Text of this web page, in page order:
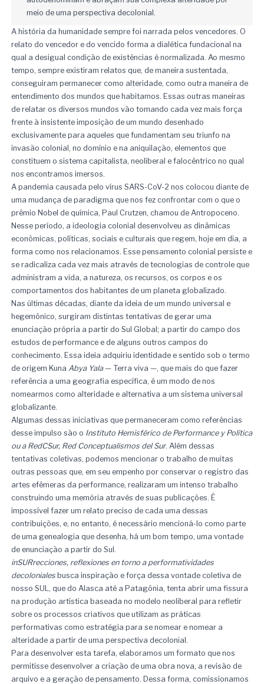
meio de uma perspectiva decolonial.
A história da humanidade sempre foi narrada pelos vencedores. O
relato do vencedor e do vencido forma a dialética fundacional na
qual a desigual condição de existências é normalizada. Ao mesmo
tempo, sempre existiram relatos que, de maneira sustentada,
conseguiram permanecer como alteridade, como outra maneira de
entendimento dos mundos que habitamos. Essas outras maneiras
de relatar os diversos mundos vão tomando cada vez mais força
frente à insistente imposição de um mundo desenhado
exclusivamente para aqueles que fundamentam seu triunfo na
invasão colonial, no domínio e na aniquilação, elementos que
constituem o sistema capitalista, neoliberal e falocêntrico no qual
nos encontramos imersos.
A pandemia causada pelo vírus SARS-CoV-2 nos colocou diante de
uma mudança de paradigma que nos fez confrontar com o que o
prêmio Nobel de química, Paul Crutzen, chamou de Antropoceno.
Nesse período, a ideologia colonial desenvolveu as dinâmicas
econômicas, políticas, sociais e culturais que regem, hoje em dia, a
forma como nos relacionamos. Esse pensamento colonial persiste e
se radicaliza cada vez mais através de tecnologias de controle que
administram a vida, a natureza, os recursos, os corpos e os
comportamentos dos habitantes de um planeta globalizado.
Nas últimas décadas, diante da ideia de um mundo universal e
hegemônico, surgiram distintas tentativas de gerar uma
enunciação própria a partir do Sul Global; a partir do campo dos
estudos de performance e de alguns outros campos do
conhecimento. Essa ideia adquiriu identidade e sentido sob o termo
de origem Kuna Abya Yala— Terra viva —, que mais do que fazer
referência a uma geografia específica, é um modo de nos
nomearmos como alteridade e alternativa a um sistema universal
globalizante.
Algumas dessas iniciativas que permaneceram como referências
desse impulso são o Instituto Hemisférico de Performance y Política
ou a RedCSur, Red Conceptualismos del Sur. Além dessas
tentativas coletivas, podemos mencionar o trabalho de muitas
outras pessoas que, em seu empenho por conservar o registro das
artes efêmeras da performance, realizaram um intenso trabalho
construindo uma memória através de suas publicações. É
impossível fazer um relato preciso de cada uma dessas
contribuições, e, no entanto, é necessário mencioná-lo como parte
de uma genealogia que desenha, há um bom tempo, uma vontade
de enunciação a partir do Sul.
inSURrecciones, reflexiones en torno a performatividades
decoloniales busca inspiração e força dessa vontade coletiva de
nosso SUL, que do Alasca até a Patagônia, tenta abrir uma fissura
na produção artística baseada no modelo neoliberal para refletir
sobre os processos criativos que utilizam as práticas
performativas como estratégia para se nomear e nomear a
alteridade a partir de uma perspectiva decolonial.
Para desenvolver esta tarefa, elaboramos um formato que nos
permitisse desenvolver a criação de uma obra nova, a revisão de
arquivo e a geração de pensamento. Dessa forma, comissionamos